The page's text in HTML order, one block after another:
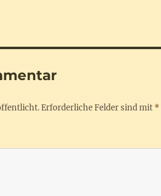
Erforderliche Felder sind mit *